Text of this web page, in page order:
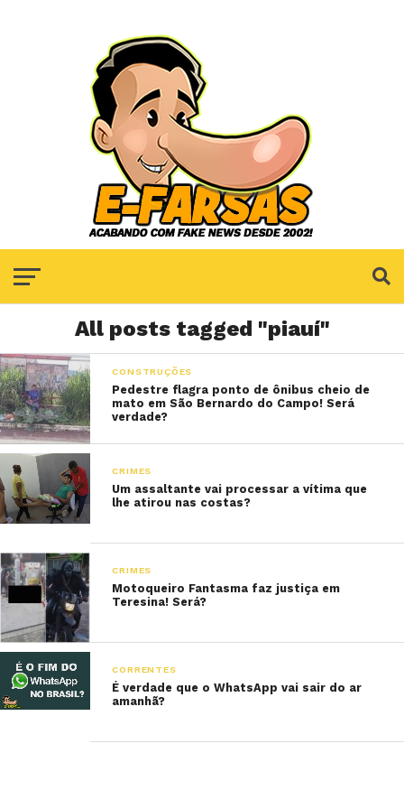
All posts tagged "piauí"
CONSTRUÇÕES
Pedestre flagra ponto de ônibus cheio de
mato em São Bernardo do Campo! Será
verdade?
CRIMES
Um assaltante vai processar a vítima que
lhe atirou nas costas?
CRIMES
Motoqueiro Fantasma faz justiça em
Teresina! Será?
CORRENTES
É verdade que o WhatsApp vai sair do ar
amanhã?